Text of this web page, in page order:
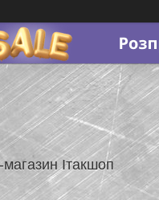
магазин Ітакшоп